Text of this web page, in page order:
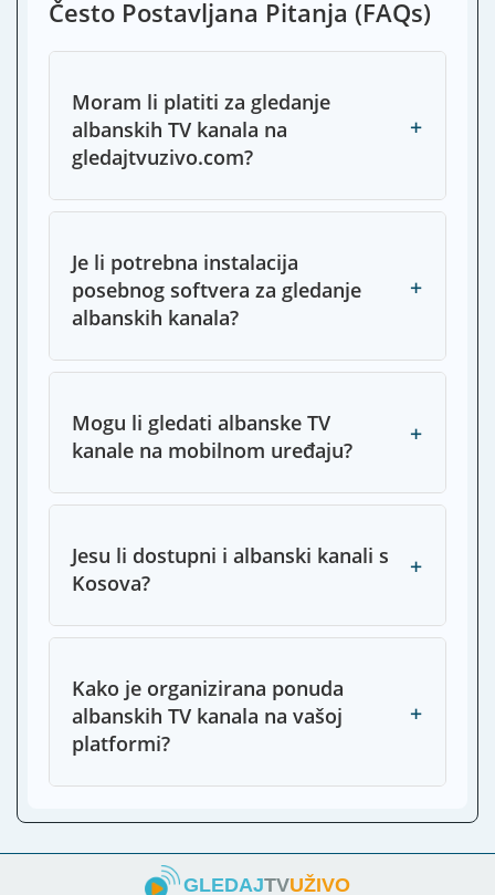
Često Postavljana Pitanja (FAQs)
Moram li platiti za gledanje
albanskih TV kanala na
gledajtvuzivo.com?
+
Je li potrebna instalacija
posebnog softvera za gledanje
albanskih kanala?
+
Mogu li gledati albanske TV
kanale na mobilnom uređaju?
+
Jesu li dostupni i albanski kanali s
Kosova?
+
Kako je organizirana ponuda
albanskih TV kanala na vašoj
platformi?
+
GLEDAJTVUŽIVO